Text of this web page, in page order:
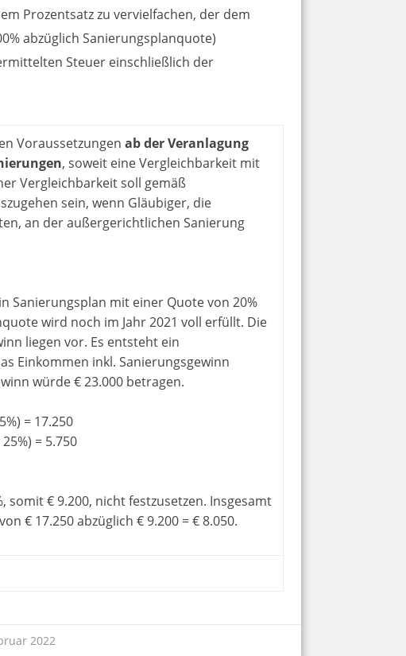
Prozentsatz zu vervielfachen, der dem
abzüglich Sanierungsplanquote)
Steuer einschließlich der
Voraussetzungenab der Veranlagung
, soweit eine Vergleichbarkeit mit
Vergleichbarkeit soll gemäß
sein, wenn Gläubiger, die
an der außergerichtlichen Sanierung
Sanierungsplan mit einer Quote von 20%
wird noch im Jahr 2021 voll erfüllt. Die
liegen vor. Es entsteht ein
Einkommen inkl. Sanierungsgewinn
würde € 23.000 betragen.
= 17.250
= 5.750
somit € 9.200, nicht festzusetzen. Insgesamt
€ 17.250 abzüglich € 9.200 = € 8.050.
2022